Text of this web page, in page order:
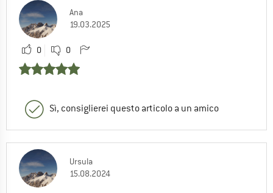
Ana
19.03.2025
0 0
Sì, consiglierei questo articolo a un amico
Ursula
15.08.2024